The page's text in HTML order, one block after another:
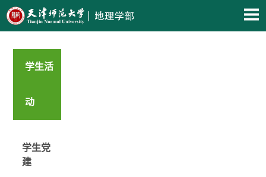
学生活
动
学生党
建